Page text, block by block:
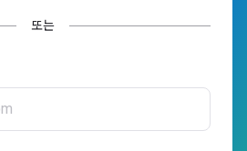
또는